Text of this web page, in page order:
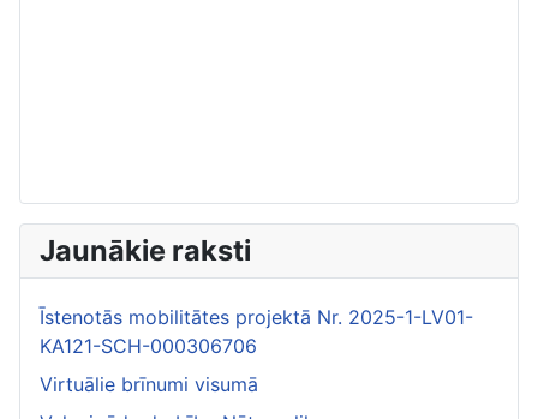
Jaunākie raksti
Īstenotās mobilitātes projektā Nr. 2025-1-LV01-
KA121-SCH-000306706
Virtuālie brīnumi visumā